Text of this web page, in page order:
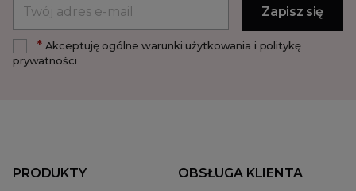
*Akceptuję ogólne warunki użytkowania i politykę
prywatności
PRODUKTY OBSŁUGA KLIENTA